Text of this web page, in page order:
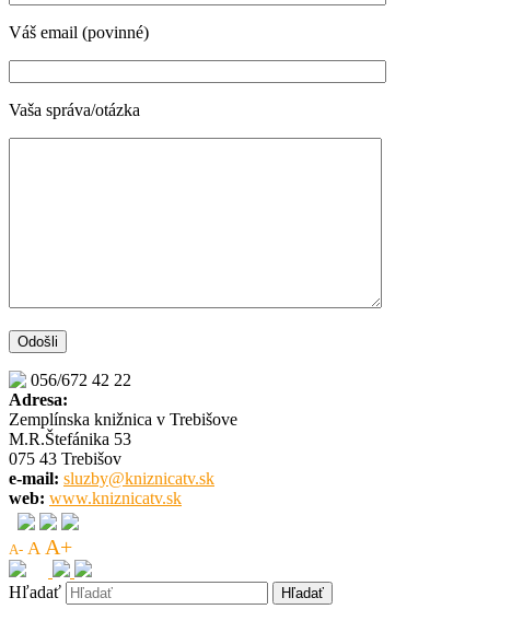
Váš email (povinné)
Vaša správa/otázka
056/672 42 22
Adresa:
Zemplínska knižnica v Trebišove
M.R.Štefánika 53
075 43 Trebišov
e-mail: sluzby@kniznicatv.sk
web: www.kniznicatv.sk
A- A A+
Hľadať